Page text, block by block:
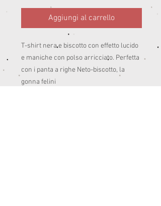
Aggiungi al carrello
T-shirt nera e biscotto con effetto lucido
e maniche con polso arricciato. Perfetta
con i panta a righe Neto-biscotto, la
gonna felini